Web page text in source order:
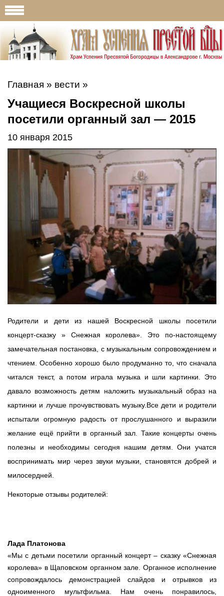
Главная » вести »
Учащиеся Воскресной школы
посетили органный зал — 2015
10 января 2015
Родители и дети из нашей Воскресной школы посетили
концерт-сказку » Снежная королева». Это по-настоящему
замечательная постановка, с музыкальным сопровождением и
чтением. Особенно хорошо было продуманно то, что сначала
читался текст, а потом играла музыка и шли картинки. Это
давало возможность детям наложить музыкальный образ на
картинки и лучше прочувствовать музыку. Все дети и родители
испытали огромную радость от прослушанного и выразили
желание ещё прийти в органный зал. Такие концерты очень
полезны и необходимы сегодня нашим детям. Они учатся
воспринимать мир через звуки музыки, становятся добрей и
милосердней.
Некоторые отзывы родителей:
Лада Платонова
«Мы с детьми посетили органный концерт – сказку «Снежная
королева» в Щаповском органном зале. Органное исполнение
сопровождалось демонстрацией слайдов и отрывков из
одноименного мультфильма. Нам очень понравилось,